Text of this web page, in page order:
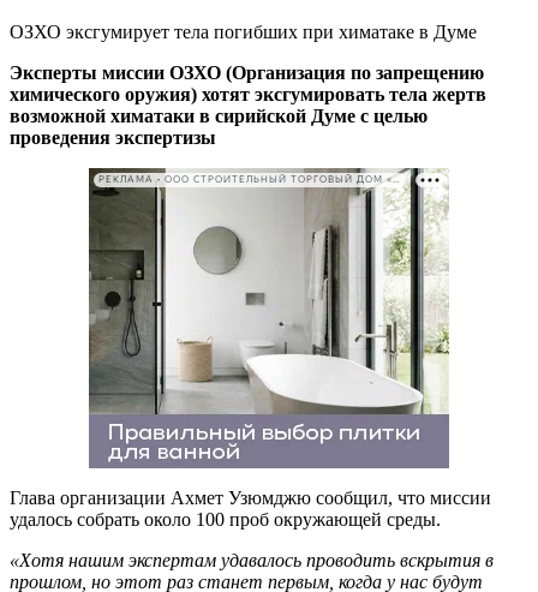
ОЗХО эксгумирует тела погибших при химатаке в Думе
Эксперты миссии ОЗХО (Организация по запрещению
химического оружия) хотят эксгумировать тела жертв
возможной химатаки в сирийской Думе с целью
проведения экспертизы
РЕКЛАМА • ООО СТРОИТЕЛЬНЫЙ ТОРГОВЫЙ ДОМ «ПЕТРОВИЧ». ИНН: 7802348846
Глава организации Ахмет Узюмджю сообщил, что миссии
удалось собрать около 100 проб окружающей среды.
«Хотя нашим экспертам удавалось проводить вскрытия в
прошлом, но этот раз станет первым, когда у нас будут